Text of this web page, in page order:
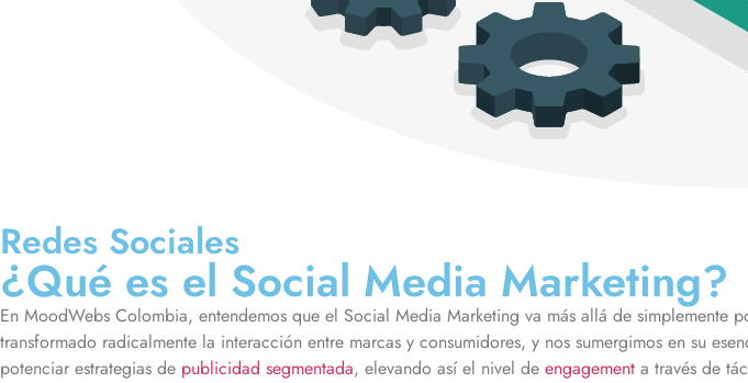
Redes Sociales
¿Qué es el Social Media Marketing?
En MoodWebs Colombia, entendemos que el Social Media Marketing va más allá de
transformado radicalmente la interacción entre marcas y consumidores, y nos sumergimos en su
potenciar estrategias de publicidad segmentada, elevando así el nivel de engagement a través de